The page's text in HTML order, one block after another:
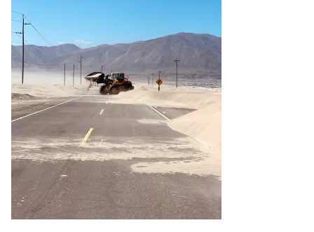
Kontakt
Info